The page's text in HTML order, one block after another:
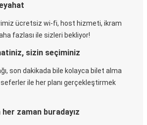
ücretsiz wi-fi, host hizmeti, ikram
fazlası ile sizleri bekliyor!
sizin seçiminiz
son dakikada bile kolayca bilet alma
seferler ile her planı gerçekleştirmek
zaman buradayız